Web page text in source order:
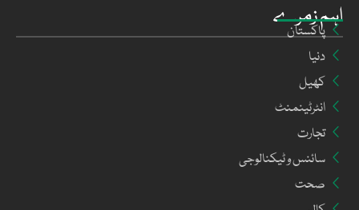
اہم زمرے
پاکستان
دنیا
کھیل
انٹرٹینمنٹ
تجارت
سائنس و ٹیکنالوجی
صحت